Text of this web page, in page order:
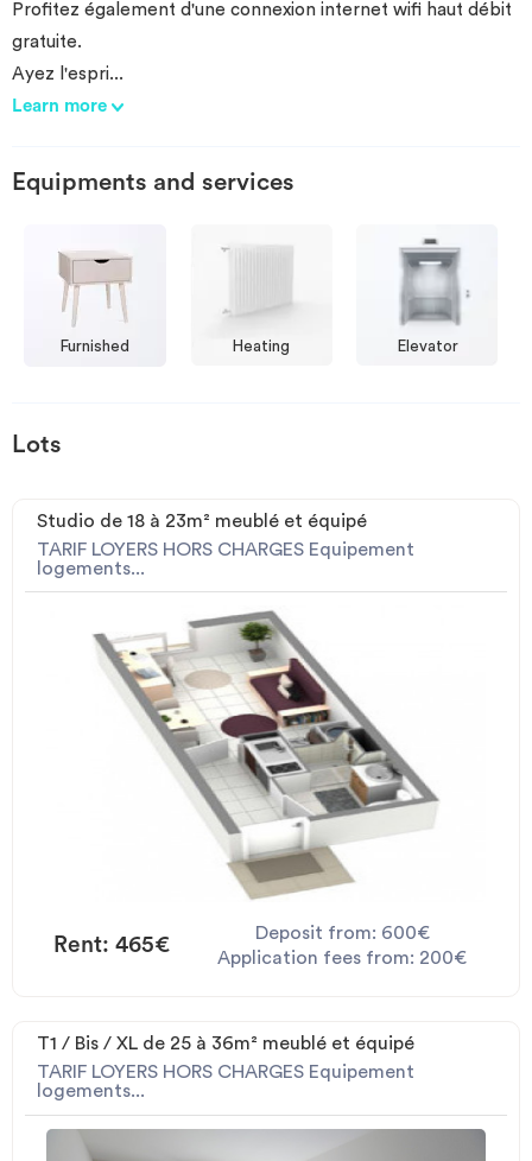
Profitez également d'une connexion internet wifi haut débit
gratuite.
Ayez l'espri...
Learn more
Equipments and services
Furnished Heating Elevator
Lots
Studio de 18 à 23m² meublé et équipé
TARIF LOYERS HORS CHARGES Equipement
logements...
Rent: 465€
Deposit from: 600€
Application fees from: 200€
T1 / Bis / XL de 25 à 36m² meublé et équipé
TARIF LOYERS HORS CHARGES Equipement
logements...